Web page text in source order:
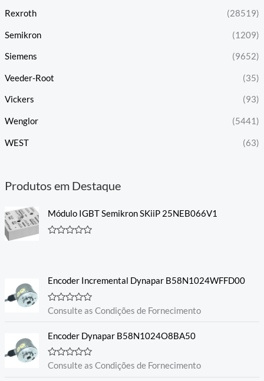
Rexroth (28519)
Semikron (1209)
Siemens (9652)
Veeder-Root (35)
Vickers (93)
Wenglor (5441)
WEST (63)
Produtos em Destaque
Módulo IGBT Semikron SKiiP 25NEB066V1
i
a
ç
ã
o
0
e
5
Encoder Incremental Dynapar B58N1024WFFD00
A
l
a
ã
Consulte as Condições de Fornecimento
Encoder Dynapar B58N1024O8BA50
A
Consulte as Condições de Fornecimento